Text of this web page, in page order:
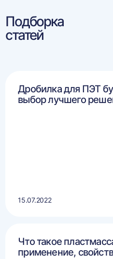
Подборка
статей
Дробилка для ПЭТ
выбор лучшего
15.07.2022
Что такое
применение,